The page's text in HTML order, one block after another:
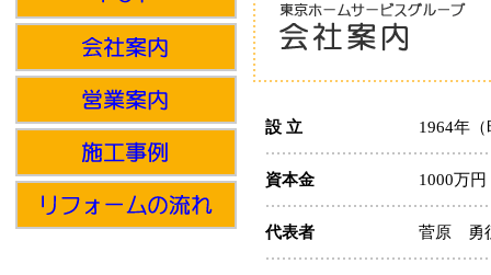
設 立 1964年
資本金 1000万円
代表者 菅原